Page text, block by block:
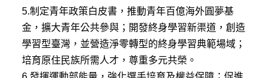
5.制定青年政策白皮書，推動青年百億海外圓夢基
金，擴大青年公共參與；開發終身學習新渠道，創造
學習型臺灣，並營造淨零轉型的終身學習典範場域；
培育原住民族所需人才，尊重多元共榮。